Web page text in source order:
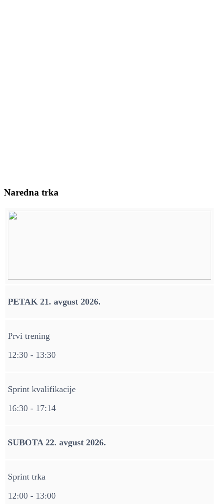
Naredna trka
PETAK 21. avgust 2026.
Prvi trening
12:30 - 13:30
Sprint kvalifikacije
16:30 - 17:14
SUBOTA 22. avgust 2026.
Sprint trka
12:00 - 13:00